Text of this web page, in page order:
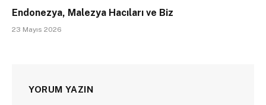
Endonezya, Malezya Hacıları ve Biz
23 Mayıs 2026
YORUM YAZIN